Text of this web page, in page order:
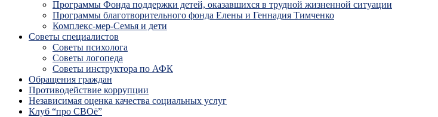
Программы Фонда поддержки детей, оказавшихся в трудной жизненной ситуации
Программы благотворительного фонда Елены и Геннадия Тимченко
Комплекс-мер-Семья и дети
Советы специалистов
Советы психолога
Советы логопеда
Советы инструктора по АФК
Обращения граждан
Противодействие коррупции
Независимая оценка качества социальных услуг
Клуб “про СВОё”